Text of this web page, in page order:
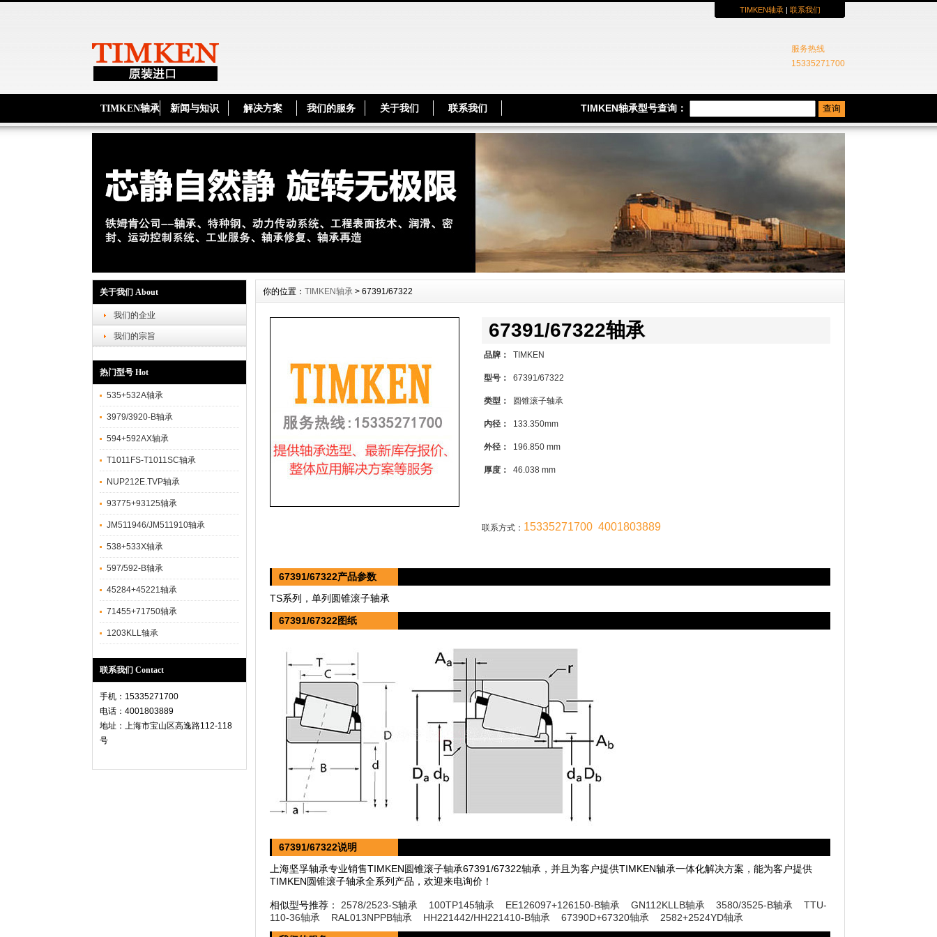
TIMKEN轴承 | 联系我们
服务热线
15335271700
TIMKEN轴承 新闻与知识 解决方案 我们的服务 关于我们 联系我们 TIMKEN轴承型号查询：
关于我们 About
我们的企业
我们的宗旨
热门型号 Hot
535+532A轴承
3979/3920-B轴承
594+592AX轴承
T1011FS-T1011SC轴承
NUP212E.TVP轴承
93775+93125轴承
JM511946/JM511910轴承
538+533X轴承
597/592-B轴承
45284+45221轴承
71455+71750轴承
1203KLL轴承
联系我们 Contact
手机：15335271700
电话：4001803889
地址：上海市宝山区高逸路112-118
号
你的位置： TIMKEN轴承 > 67391/67322
67391/67322轴承
品牌： TIMKEN
型号： 67391/67322
类型： 圆锥滚子轴承
内径： 133.350mm
外径： 196.850 mm
厚度： 46.038 mm
联系方式： 15335271700 4001803889
67391/67322产品参数
TS系列，单列圆锥滚子轴承
67391/67322图纸
67391/67322说明
上海坚孚轴承专业销售TIMKEN圆锥滚子轴承67391/67322轴承，并且为客户提供TIMKEN轴承一体化解决方案，能为客户提供
TIMKEN圆锥滚子轴承全系列产品，欢迎来电询价！
相似型号推荐： 2578/2523-S轴承 100TP145轴承 EE126097+126150-B轴承 GN112KLLB轴承 3580/3525-B轴承
TTU-
110-36轴承
RAL013NPPB轴承 HH221442/HH221410-B轴承 67390D+67320轴承
2582+2524YD轴承